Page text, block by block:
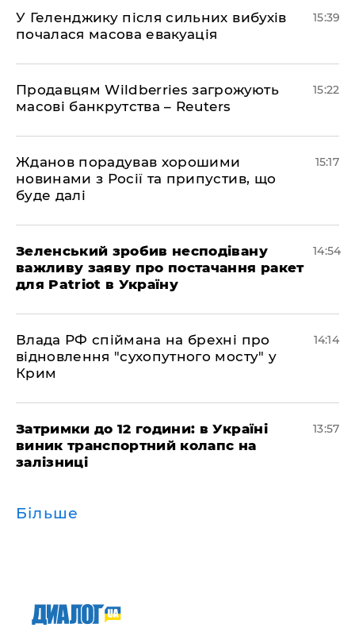
У Геленджику після сильних вибухів
почалася масова евакуація
15:39
Продавцям Wildberries загрожують
масові банкрутства – Reuters
15:22
Жданов порадував хорошими
новинами з Росії та припустив, що
буде далі
15:17
Зеленський зробив несподівану
важливу заяву про постачання ракет
для Patriot в Україну
14:54
Влада РФ спіймана на брехні про
відновлення "сухопутного мосту" у
Крим
14:14
Затримки до 12 години: в Україні
виник транспортний колапс на
залізниці
13:57
Більше